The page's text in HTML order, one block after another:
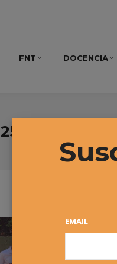
FNT DOCENCIA
25 mayo, 2026
EMAIL